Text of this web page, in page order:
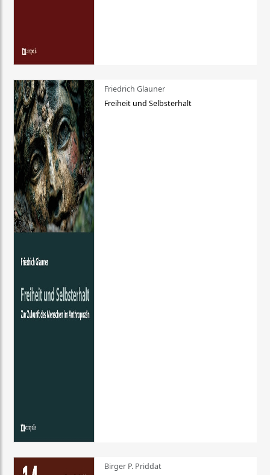
Friedrich Glauner
Freiheit und Selbsterhalt
Birger P. Priddat